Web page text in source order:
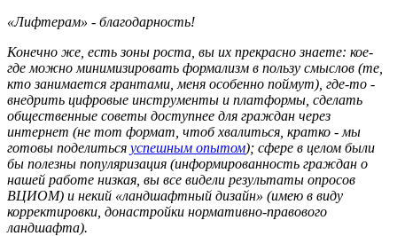
«Лифтерам» - благодарность!
Конечно же, есть зоны роста, вы их прекрасно знаете: кое-
где можно минимизировать формализм в пользу смыслов (те,
кто занимается грантами, меня особенно поймут), где-то -
внедрить цифровые инструменты и платформы, сделать
общественные советы доступнее для граждан через
интернет (не тот формат, чтоб хвалиться, кратко - мы
готовы поделиться успешным опытом); сфере в целом были
бы полезны популяризация (информированность граждан о
нашей работе низкая, вы все видели результаты опросов
ВЦИОМ) и некий «ландшафтный дизайн» (имею в виду
корректировки, донастройки нормативно-правового
ландшафта).